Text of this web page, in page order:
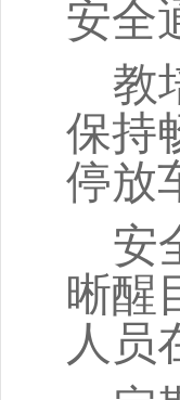
安全
教
保持
停放
安
晰醒
人员